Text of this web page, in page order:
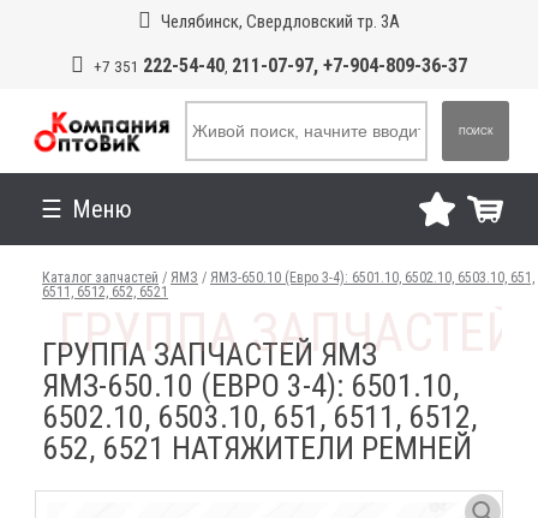
Челябинск, Свердловский тр. 3А
+7 351 222-54-40, 211-07-97, +7-904-809-36-37
ПОИСК
Меню
Каталог запчастей / ЯМЗ / ЯМЗ-650.10 (Евро 3-4): 6501.10, 6502.10, 6503.10, 651,
6511, 6512, 652, 6521
ГРУППА ЗАПЧАСТЕЙ ЯМЗ
ЯМЗ-650.10 (ЕВРО 3-4): 6501.10,
6502.10, 6503.10, 651, 6511, 6512,
652, 6521 НАТЯЖИТЕЛИ РЕМНЕЙ